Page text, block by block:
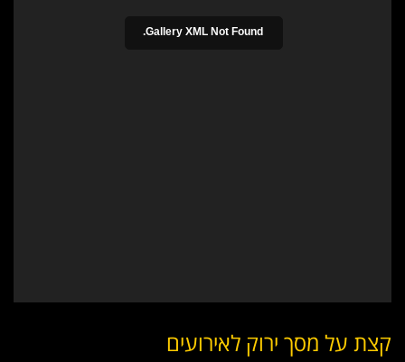
Gallery XML Not Found.
קצת על מסך ירוק לאירועים